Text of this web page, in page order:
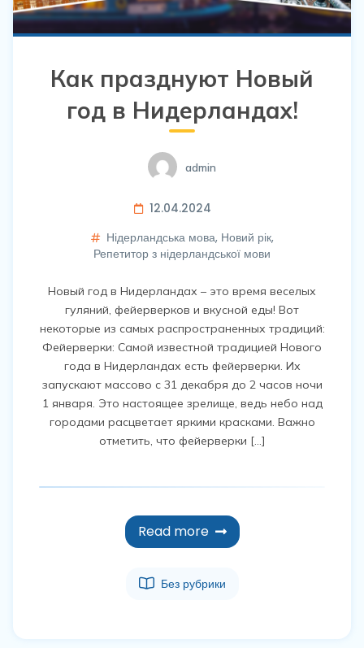
Как празднуют Новый
год в Нидерландах!
admin
12.04.2024
Нідерландська мова, Новий рік,
Репетитор з нідерландської мови
Новый год в Нидерландах – это время веселых
гуляний, фейерверков и вкусной еды! Вот
некоторые из самых распространенных традиций:
Фейерверки: Самой известной традицией Нового
года в Нидерландах есть фейерверки. Их
запускают массово с 31 декабря до 2 часов ночи
1 января. Это настоящее зрелище, ведь небо над
городами расцветает яркими красками. Важно
отметить, что фейерверки […]
Read more
Без рубрики